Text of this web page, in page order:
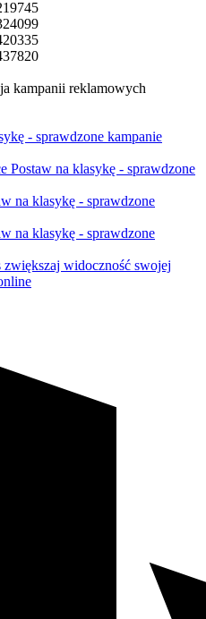
kampanii reklamowych
- sprawdzone kampanie
Postaw na klasykę - sprawdzone
na klasykę - sprawdzone
na klasykę - sprawdzone
zwiększaj widoczność swojej